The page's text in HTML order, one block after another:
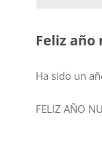
Feliz año
Ha sido un
FELIZ AÑO